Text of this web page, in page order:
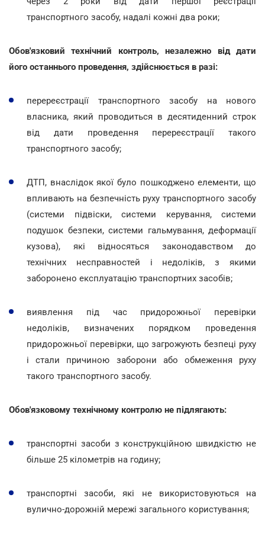
транспортного засобу, надалі кожні два роки;
Обов'язковий технічний контроль, незалежно від дати
його останнього проведення, здійснюється в разі:
перереєстрації транспортного засобу на нового
власника, який проводиться в десятиденний строк
від дати проведення перереєстрації такого
транспортного засобу;
ДТП, внаслідок якої було пошкоджено елементи, що
впливають на безпечність руху транспортного засобу
(системи підвіски, системи керування, системи
подушок безпеки, системи гальмування, деформації
кузова), які відносяться законодавством до
технічних несправностей і недоліків, з якими
заборонено експлуатацію транспортних засобів;
виявлення під час придорожньої перевірки
недоліків, визначених порядком проведення
придорожньої перевірки, що загрожують безпеці руху
і стали причиною заборони або обмеження руху
такого транспортного засобу.
Обов'язковому технічному контролю не підлягають:
транспортні засоби з конструкційною швидкістю не
більше 25 кілометрів на годину;
транспортні засоби, які не використовуються на
вулично-дорожній мережі загального користування;